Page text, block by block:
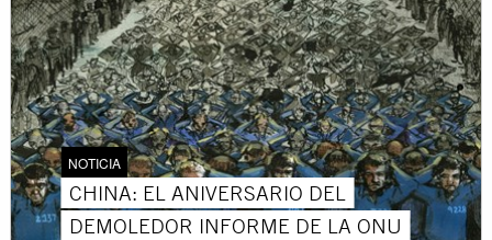
NOTICIA
CHINA: EL ANIVERSARIO DEL
DEMOLEDOR INFORME DE LA ONU